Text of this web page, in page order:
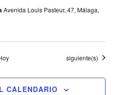
Avenida Louis Pasteur, 47, Málaga,
Eventos
siguiente(s)
CALENDARIO